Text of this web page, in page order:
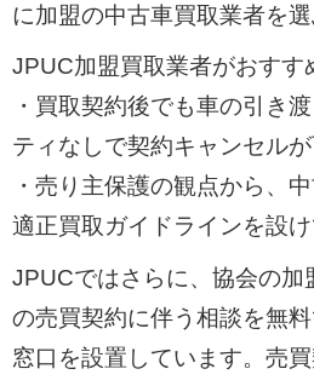
に加盟の中古車買取業者を選
JPUC加盟買取業者がおすす
・買取契約後でも車の引き
ティなしで契約キャンセル
・売り主保護の観点から、
適正買取ガイドラインを設
JPUCではさらに、協会の加
の売買契約に伴う相談を無
窓口を設置しています。売